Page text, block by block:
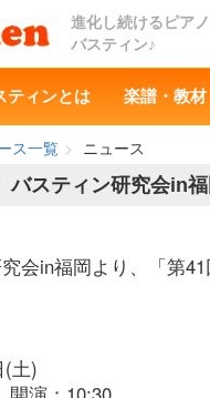
進化し続けるピア
バスティン♪
ティンとは 楽譜・教材
ス一覧
ニュース
バスティン研究会in
会in福岡より、「第
(土)